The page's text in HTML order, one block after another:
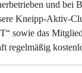
und bei
Kneipp-Aktiv-
sowie das